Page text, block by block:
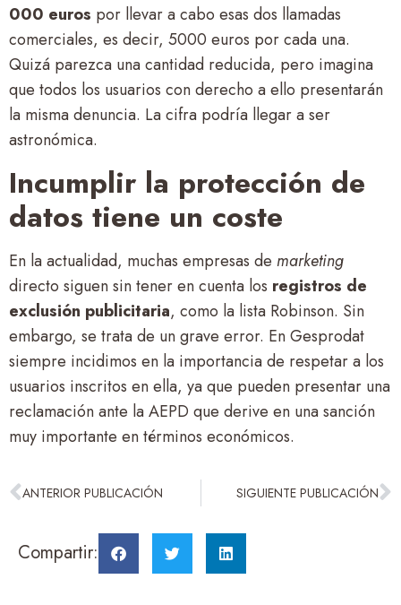
000 euros por llevar a cabo esas dos llamadas
comerciales, es decir, 5000 euros por cada una.
Quizá parezca una cantidad reducida, pero imagina
que todos los usuarios con derecho a ello presentarán
la misma denuncia. La cifra podría llegar a ser
astronómica.
Incumplir la protección de
datos tiene un coste
En la actualidad, muchas empresas de marketing
directo siguen sin tener en cuenta los registros de
exclusión publicitaria, como la lista Robinson. Sin
embargo, se trata de un grave error. En Gesprodat
siempre incidimos en la importancia de respetar a los
usuarios inscritos en ella, ya que pueden presentar una
reclamación ante la AEPD que derive en una sanción
muy importante en términos económicos.
ANTERIOR PUBLICACIÓN SIGUIENTE PUBLICACIÓN
Compartir: